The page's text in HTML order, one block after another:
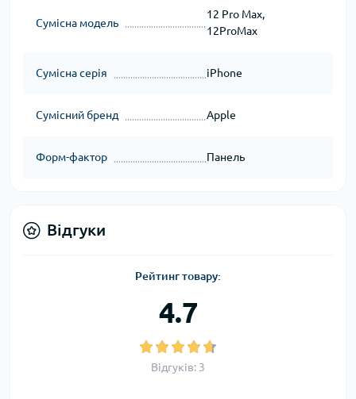
Сумісна модель
12 Pro Max,
12ProMax
Сумісна серія iPhone
Сумісний бренд Apple
Форм-фактор Панель
Відгуки
Рейтинг товару:
4.7
Відгуків: 3